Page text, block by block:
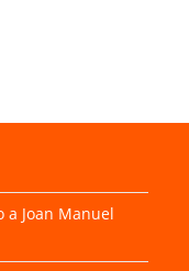
Joan Manuel